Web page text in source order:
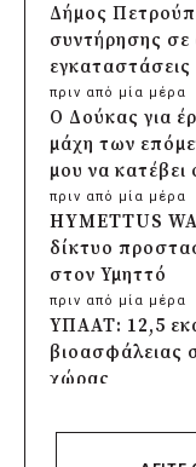
Δήμος
συντήρησης σε
εγκαταστάσεις
πριν από μία μέρα
Ο Δούκας για
μάχη των
μου να
πριν από μία μέρα
HYMETTUS
δίκτυο
στον Υμηττό
πριν από μία μέρα
ΥΠΑΑΤ: 12,5
βιοασφάλειας
χώρας
Πρέσπεια
μουσικής και